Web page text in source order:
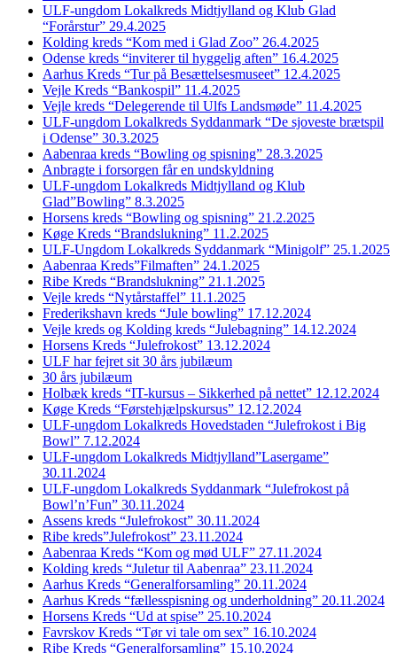
ULF-ungdom Lokalkreds Midtjylland og Klub Glad
“Forårstur” 29.4.2025
Kolding kreds “Kom med i Glad Zoo” 26.4.2025
Odense kreds “inviterer til hyggelig aften” 16.4.2025
Aarhus Kreds “Tur på Besættelsesmuseet” 12.4.2025
Vejle Kreds “Bankospil” 11.4.2025
Vejle kreds “Delegerende til Ulfs Landsmøde” 11.4.2025
ULF-ungdom Lokalkreds Syddanmark “De sjoveste brætspil
i Odense” 30.3.2025
Aabenraa kreds “Bowling og spisning” 28.3.2025
Anbragte i forsorgen får en undskyldning
ULF-ungdom Lokalkreds Midtjylland og Klub
Glad”Bowling” 8.3.2025
Horsens kreds “Bowling og spisning” 21.2.2025
Køge Kreds “Brandslukning” 11.2.2025
ULF-Ungdom Lokalkreds Syddanmark “Minigolf” 25.1.2025
Aabenraa Kreds”Filmaften” 24.1.2025
Ribe Kreds “Brandslukning” 21.1.2025
Vejle kreds “Nytårstaffel” 11.1.2025
Frederikshavn kreds “Jule bowling” 17.12.2024
Vejle kreds og Kolding kreds “Julebagning” 14.12.2024
Horsens Kreds “Julefrokost” 13.12.2024
ULF har fejret sit 30 års jubilæum
30 års jubilæum
Holbæk kreds “IT-kursus – Sikkerhed på nettet” 12.12.2024
Køge Kreds “Førstehjælpskursus” 12.12.2024
ULF-ungdom Lokalkreds Hovedstaden “Julefrokost i Big
Bowl” 7.12.2024
ULF-ungdom Lokalkreds Midtjylland”Lasergame”
30.11.2024
ULF-ungdom Lokalkreds Syddanmark “Julefrokost på
Bowl’n’Fun” 30.11.2024
Assens kreds “Julefrokost” 30.11.2024
Ribe kreds”Julefrokost” 23.11.2024
Aabenraa Kreds “Kom og mød ULF” 27.11.2024
Kolding kreds “Juletur til Aabenraa” 23.11.2024
Aarhus Kreds “Generalforsamling” 20.11.2024
Aarhus Kreds “fællesspisning og underholdning” 20.11.2024
Horsens Kreds “Ud at spise” 25.10.2024
Favrskov Kreds “Tør vi tale om sex” 16.10.2024
Ribe Kreds “Generalforsamling” 15.10.2024